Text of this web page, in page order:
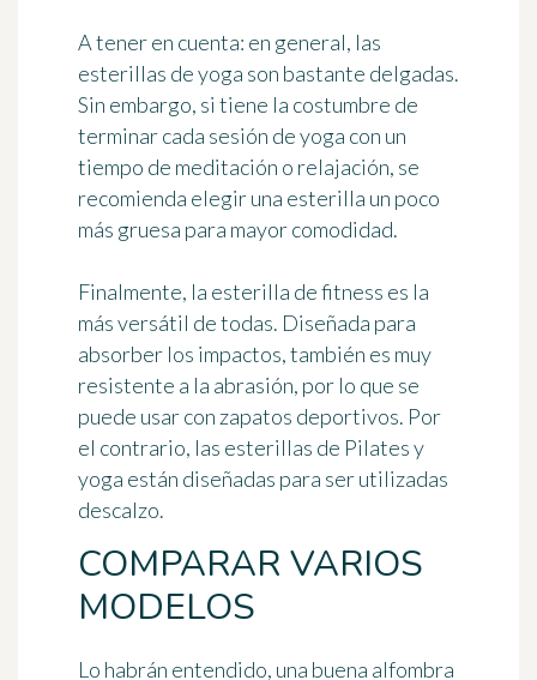
A tener en cuenta: en general, las
esterillas de yoga son bastante delgadas.
Sin embargo, si tiene la costumbre de
terminar cada sesión de yoga con un
tiempo de meditación o relajación, se
recomienda elegir una esterilla un poco
más gruesa para mayor comodidad.
Finalmente, la esterilla de fitness es la
más versátil de todas. Diseñada para
absorber los impactos, también es muy
resistente a la abrasión, por lo que se
puede usar con zapatos deportivos. Por
el contrario, las esterillas de Pilates y
yoga están diseñadas para ser utilizadas
descalzo.
COMPARAR VARIOS
MODELOS
Lo habrán entendido, una buena alfombra